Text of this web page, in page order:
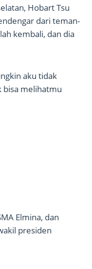
Hobart Tsu
dari teman-
kembali, dan dia
aku tidak
bisa melihatmu
Elmina, dan
presiden